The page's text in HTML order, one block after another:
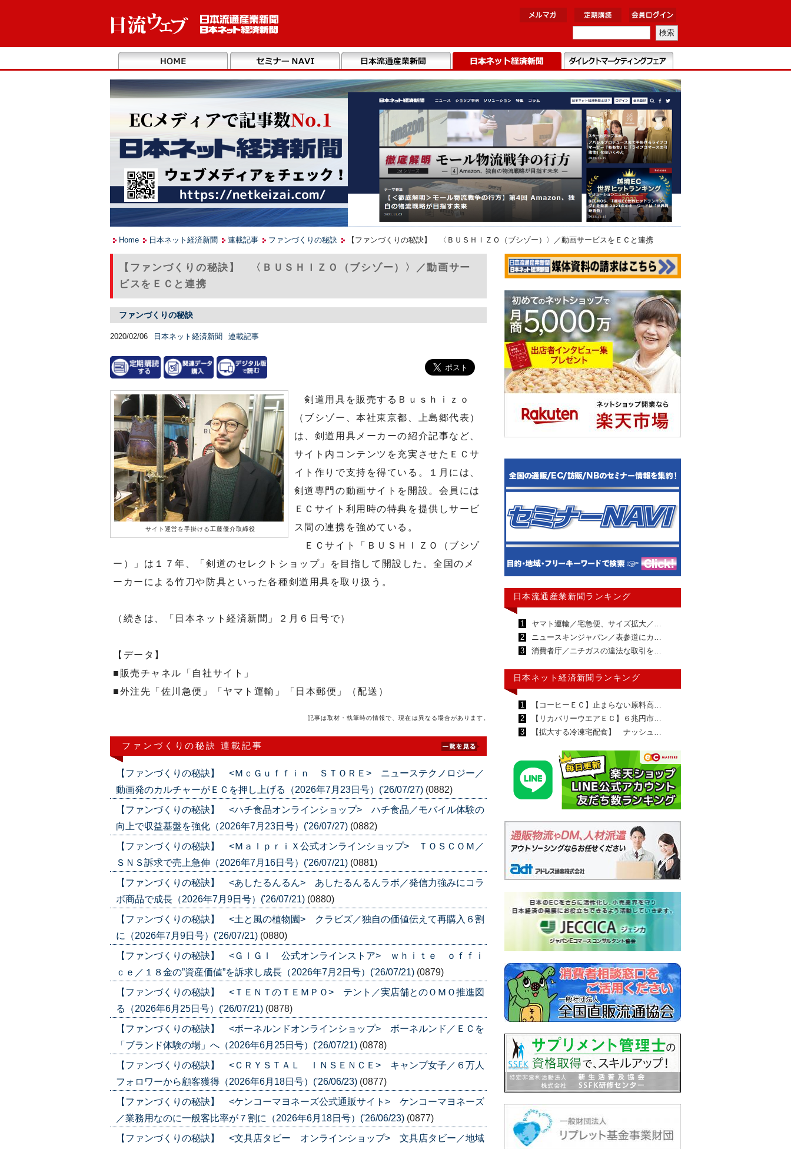
Home 日本ネット経済新聞 連載記事 ファンづくりの秘訣 【ファンづくりの秘訣】 〈ＢＵＳＨＩＺＯ（ブシゾー）〉／動画サービスをＥＣと連携
【ファンづくりの秘訣】 〈ＢＵＳＨＩＺＯ（ブシゾー）〉／動画サー
ビスをＥＣと連携
ファンづくりの秘訣
2020/02/06 日本ネット経済新聞 連載記事
サイト運営を手掛ける工藤優介取締役
剣道用具を販売するＢｕｓｈｉｚｏ
（ブシゾー、本社東京都、上島郷代表）
は、剣道用具メーカーの紹介記事など、
サイト内コンテンツを充実させたＥＣサ
イト作りで支持を得ている。１月には、
剣道専門の動画サイトを開設。会員には
ＥＣサイト利用時の特典を提供しサービ
ス間の連携を強めている。
ＥＣサイト「ＢＵＳＨＩＺＯ（ブシゾ
ー）」は１７年、「剣道のセレクトショップ」を目指して開設した。全国のメ
ーカーによる竹刀や防具といった各種剣道用具を取り扱う。
（続きは、「日本ネット経済新聞」２月６日号で）
【データ】
■販売チャネル「自社サイト」
■外注先「佐川急便」「ヤマト運輸」「日本郵便」（配送）
記事は取材・執筆時の情報で、現在は異なる場合があります。
ファンづくりの秘訣 連載記事
【ファンづくりの秘訣】 <ＭｃＧｕｆｆｉｎ ＳＴＯＲＥ> ニューステクノロジー／
動画発のカルチャーがＥＣを押し上げる（2026年7月23日号）('26/07/27) (0882)
【ファンづくりの秘訣】 <ハチ食品オンラインショップ> ハチ食品／モバイル体験の
向上で収益基盤を強化（2026年7月23日号）('26/07/27) (0882)
【ファンづくりの秘訣】 <ＭａｌｐｒｉＸ公式オンラインショップ> ＴＯＳＣＯＭ／
ＳＮＳ訴求で売上急伸（2026年7月16日号）('26/07/21) (0881)
【ファンづくりの秘訣】 <あしたるんるん> あしたるんるんラボ／発信力強みにコラ
ボ商品で成長（2026年7月9日号）('26/07/21) (0880)
【ファンづくりの秘訣】 <土と風の植物園> クラビズ／独自の価値伝えて再購入６割
に（2026年7月9日号）('26/07/21) (0880)
【ファンづくりの秘訣】 <ＧＩＧＩ 公式オンラインストア> ｗｈｉｔｅ ｏｆｆｉ
ｃｅ／１８金の”資産価値”を訴求し成長（2026年7月2日号）('26/07/21) (0879)
【ファンづくりの秘訣】 <ＴＥＮＴのＴＥＭＰＯ> テント／実店舗とのＯＭＯ推進図
る（2026年6月25日号）('26/07/21) (0878)
【ファンづくりの秘訣】 <ボーネルンドオンラインショップ> ボーネルンド／ＥＣを
「ブランド体験の場」へ（2026年6月25日号）('26/07/21) (0878)
【ファンづくりの秘訣】 <ＣＲＹＳＴＡＬ ＩＮＳＥＮＣＥ> キャンプ女子／６万人
フォロワーから顧客獲得（2026年6月18日号）('26/06/23) (0877)
【ファンづくりの秘訣】 <ケンコーマヨネーズ公式通販サイト> ケンコーマヨネーズ
／業務用なのに一般客比率が７割に（2026年6月18日号）('26/06/23) (0877)
【ファンづくりの秘訣】 <文具店タビー オンラインショップ> 文具店タビー／地域
日本流通産業新聞ランキング
1
ヤマト運輸／宅急便、サイズ拡大／…
2
ニュースキンジャパン／表参道にカ…
3
消費者庁／ニチガスの違法な取引を…
日本ネット経済新聞ランキング
1
【コーヒーＥＣ】止まらない原料高…
2
【リカバリーウエアＥＣ】６兆円市…
3
【拡大する冷凍宅配食】 ナッシュ…